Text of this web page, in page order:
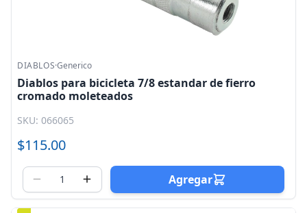
DIABLOS·Generico
Diablos para bicicleta 7/8 estandar de fierro
cromado moleteados
SKU: 066065
$115.00
Agregar